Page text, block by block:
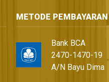
METODE PEMBAYARAN
Bank BCA
2470-1470-19
A/N Bayu Dima